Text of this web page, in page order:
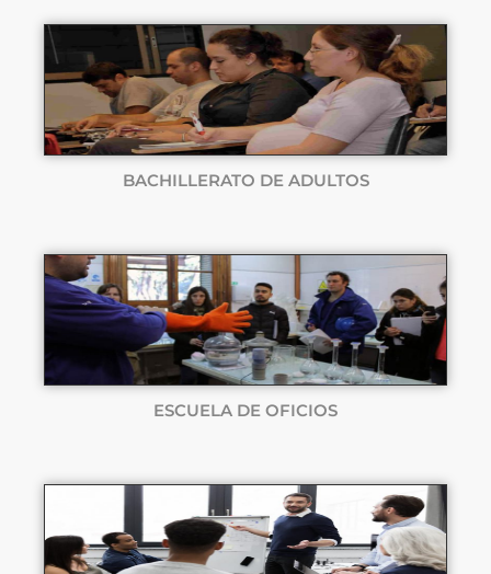
BACHILLERATO DE ADULTOS
ESCUELA DE OFICIOS